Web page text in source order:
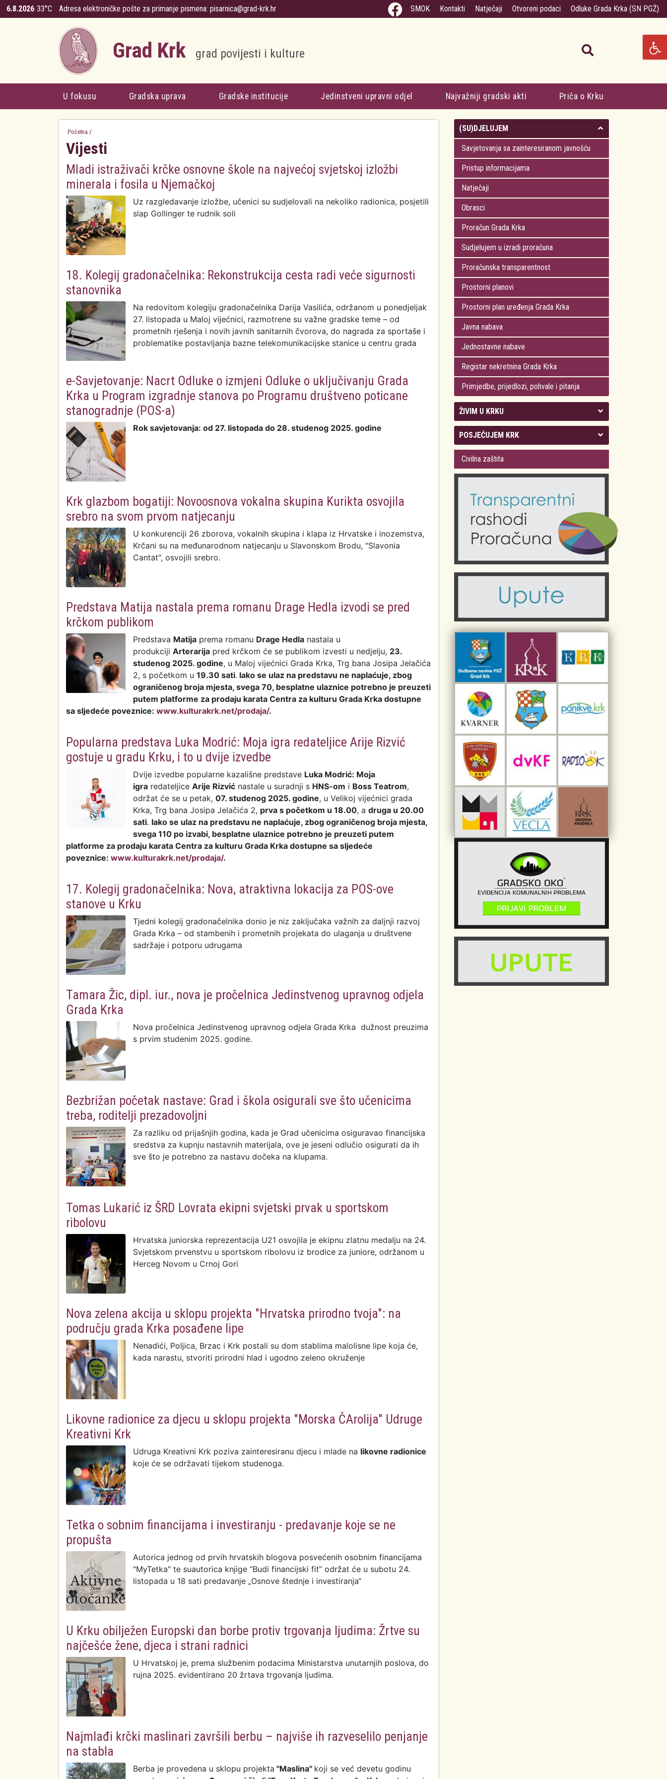
Skoči na glavni sadržaj
6.8.2026 33°C Adresa elektroničke pošte za primanje pismena: pisarnica@grad-krk.hr SMOK Kontakti Natječaji Otvoreni podaci Odluke Grada Krka (SN PGŽ)
Grad Krk grad povijesti i kulture
U fokusu Gradska uprava Gradske institucije Jedinstveni upravni odjel Najvažniji gradski akti Priča o Krku
Početna /
Vijesti
Mladi istraživači krčke osnovne škole na najvećoj svjetskoj izložbi
minerala i fosila u Njemačkoj
Uz razgledavanje izložbe, učenici su sudjelovali na nekoliko radionica, posjetili
slap Gollinger te rudnik soli
18. Kolegij gradonačelnika: Rekonstrukcija cesta radi veće sigurnosti
stanovnika
Na redovitom kolegiju gradonačelnika Darija Vasilića, održanom u ponedjeljak
27. listopada u Maloj vijećnici, razmotrene su važne gradske teme – od
prometnih rješenja i novih javnih sanitarnih čvorova, do nagrada za sportaše i
problematike postavljanja bazne telekomunikacijske stanice u centru grada
e-Savjetovanje: Nacrt Odluke o izmjeni Odluke o uključivanju Grada
Krka u Program izgradnje stanova po Programu društveno poticane
stanogradnje (POS-a)
Rok savjetovanja: od 27. listopada do 28. studenog 2025. godine
Krk glazbom bogatiji: Novoosnova vokalna skupina Kurikta osvojila
srebro na svom prvom natjecanju
U konkurenciji 26 zborova, vokalnih skupina i klapa iz Hrvatske i inozemstva,
Krčani su na međunarodnom natjecanju u Slavonskom Brodu, "Slavonia
Cantat", osvojili srebro.
Predstava Matija nastala prema romanu Drage Hedla izvodi se pred
krčkom publikom
Predstava Matija prema romanu Drage Hedla nastala u
produkciji Arterarija pred krčkom će se publikom izvesti u nedjelju, 23.
studenog 2025. godine, u Maloj vijećnici Grada Krka, Trg bana Josipa Jelačića
2, s početkom u 19.30 sati. Iako se ulaz na predstavu ne naplaćuje, zbog
ograničenog broja mjesta, svega 70, besplatne ulaznice potrebno je preuzeti
putem platforme za prodaju karata Centra za kulturu Grada Krka dostupne
sa sljedeće poveznice: www.kulturakrk.net/prodaja/.
Popularna predstava Luka Modrić: Moja igra redateljice Arije Rizvić
gostuje u gradu Krku, i to u dvije izvedbe
Dvije izvedbe popularne kazališne predstave Luka Modrić: Moja
igra redateljice Arije Rizvić nastale u suradnji s HNS-om i Boss Teatrom,
održat će se u petak, 07. studenog 2025. godine, u Velikoj vijećnici grada
Krka, Trg bana Josipa Jelačića 2, prva s početkom u 18.00, a druga u 20.00
sati. Iako se ulaz na predstavu ne naplaćuje, zbog ograničenog broja mjesta,
svega 110 po izvabi, besplatne ulaznice potrebno je preuzeti putem
platforme za prodaju karata Centra za kulturu Grada Krka dostupne sa sljedeće
poveznice: www.kulturakrk.net/prodaja/.
17. Kolegij gradonačelnika: Nova, atraktivna lokacija za POS-ove
stanove u Krku
Tjedni kolegij gradonačelnika donio je niz zaključaka važnih za daljnji razvoj
Grada Krka – od stambenih i prometnih projekata do ulaganja u društvene
sadržaje i potporu udrugama
Tamara Žic, dipl. iur., nova je pročelnica Jedinstvenog upravnog odjela
Grada Krka
Nova pročelnica Jedinstvenog upravnog odjela Grada Krka dužnost preuzima
s prvim studenim 2025. godine.
Bezbrižan početak nastave: Grad i škola osigurali sve što učenicima
treba, roditelji prezadovoljni
Za razliku od prijašnjih godina, kada je Grad učenicima osiguravao financijska
sredstva za kupnju nastavnih materijala, ove je jeseni odlučio osigurati da ih
sve što je potrebno za nastavu dočeka na klupama.
Tomas Lukarić iz ŠRD Lovrata ekipni svjetski prvak u sportskom
ribolovu
Hrvatska juniorska reprezentacija U21 osvojila je ekipnu zlatnu medalju na 24.
Svjetskom prvenstvu u sportskom ribolovu iz brodice za juniore, održanom u
Herceg Novom u Crnoj Gori
Nova zelena akcija u sklopu projekta "Hrvatska prirodno tvoja": na
području grada Krka posađene lipe
Nenadići, Poljica, Brzac i Krk postali su dom stablima malolisne lipe koja će,
kada narastu, stvoriti prirodni hlad i ugodno zeleno okruženje
Likovne radionice za djecu u sklopu projekta "Morska ČArolija" Udruge
Kreativni Krk
Udruga Kreativni Krk poziva zainteresiranu djecu i mlade na likovne radionice
koje će se održavati tijekom studenoga.
Tetka o sobnim financijama i investiranju - predavanje koje se ne
propušta
Autorica jednog od prvih hrvatskih blogova posvećenih osobnim financijama
"MyTetka" te suautorica knjige “Budi financijski fit” održat će u subotu 24.
listopada u 18 sati predavanje „Osnove štednje i investiranja“
U Krku obilježen Europski dan borbe protiv trgovanja ljudima: Žrtve su
najčešće žene, djeca i strani radnici
U Hrvatskoj je, prema službenim podacima Ministarstva unutarnjih poslova, do
rujna 2025. evidentirano 20 žrtava trgovanja ljudima.
Najmlađi krčki maslinari završili berbu – najviše ih razveselilo penjanje
na stabla
Berba je provedena u sklopu projekta "Maslina" koji se već devetu godinu
(SU)DJELUJEM
Savjetovanja sa zainteresiranom javnošću
Pristup informacijama
Natječaji
Obrasci
Proračun Grada Krka
Sudjelujem u izradi proračuna
Proračunska transparentnost
Prostorni planovi
Prostorni plan uređenja Grada Krka
Javna nabava
Jednostavne nabave
Registar nekretnina Grada Krka
Primjedbe, prijedlozi, pohvale i pitanja
ŽIVIM U KRKU
Kolegij gradonačelnika
Gradsko vijeće
Odluke Grada Krka (Službene novine PGŽ)
Obrazovanje
Komunalne usluge
Civilni sektor (arhiva udruga)
Sport i rekreacija
POSJEĆUJEM KRK
Plan Grada Krka
Krk 360° VR panorama
Krk uživo
Fotogalerije
Kalendar događanja
Turistička zajednica otoka Krka
Kulturno-turistička ruta Putovima Frankopana
Dar iz Krka
Interpretacijski centar pomorske baštine
Civilna zaštita